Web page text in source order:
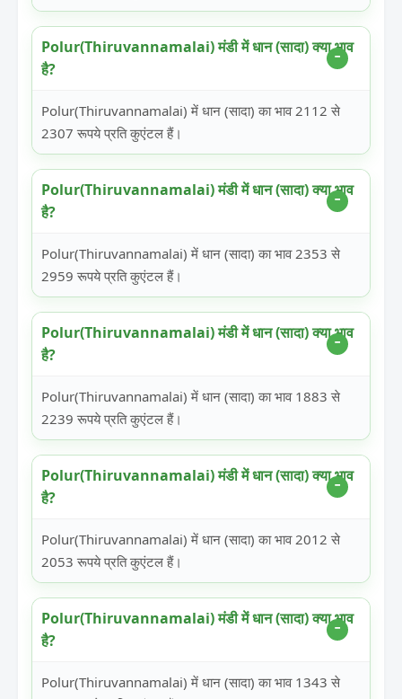
Polur(Thiruvannamalai) मंडी में धान (सादा) क्या भाव
है?
Polur(Thiruvannamalai) में धान (सादा) का भाव 2112 से
2307 रूपये प्रति कुएंटल हैं।
Polur(Thiruvannamalai) मंडी में धान (सादा) क्या भाव
है?
Polur(Thiruvannamalai) में धान (सादा) का भाव 2353 से
2959 रूपये प्रति कुएंटल हैं।
Polur(Thiruvannamalai) मंडी में धान (सादा) क्या भाव
है?
Polur(Thiruvannamalai) में धान (सादा) का भाव 1883 से
2239 रूपये प्रति कुएंटल हैं।
Polur(Thiruvannamalai) मंडी में धान (सादा) क्या भाव
है?
Polur(Thiruvannamalai) में धान (सादा) का भाव 2012 से
2053 रूपये प्रति कुएंटल हैं।
Polur(Thiruvannamalai) मंडी में धान (सादा) क्या भाव
है?
Polur(Thiruvannamalai) में धान (सादा) का भाव 1343 से